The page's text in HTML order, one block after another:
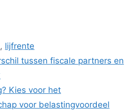
, lijfrente
tussen fiscale partners en
Kies voor het
voor belastingvoordeel